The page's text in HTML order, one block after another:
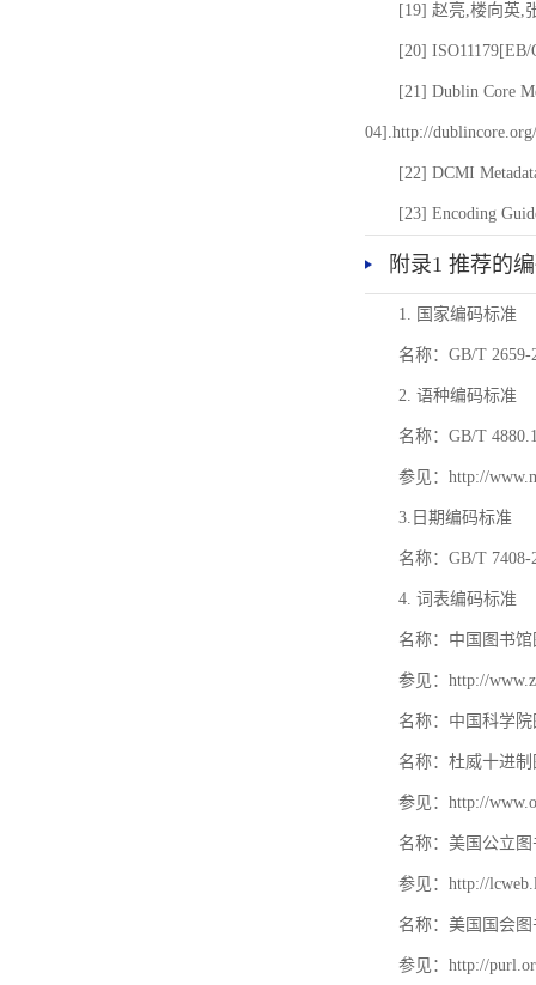
[19] 赵亮,楼向英,
[20] ISO11179[EB/
[21] Dublin Core
04].http://
[22] DCMI
[23] Encoding
附录1 推荐的
1. 国家编码标准
名称：GB/T
2. 语种编码标准
名称：GB/T
参见：http://
3.日期编码标准
名称：GB/T
4. 词表编码标准
名称：中国图书
参见：http://
名称：中国科学
名称：杜威十进
参见：http://
名称：美国公立
参见：http://
名称：美国国会
参见：http://